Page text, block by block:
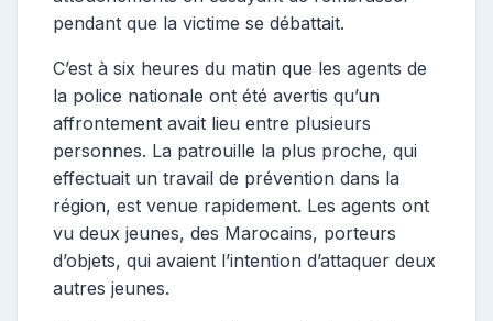
pendant que la victime se débattait.
C’est à six heures du matin que les agents de
la police nationale ont été avertis qu’un
affrontement avait lieu entre plusieurs
personnes. La patrouille la plus proche, qui
effectuait un travail de prévention dans la
région, est venue rapidement. Les agents ont
vu deux jeunes, des Marocains, porteurs
d’objets, qui avaient l’intention d’attaquer deux
autres jeunes.